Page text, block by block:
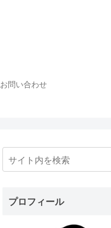
お問い合わせ
プロフィール